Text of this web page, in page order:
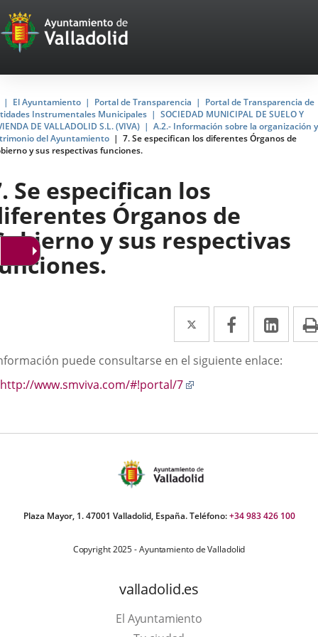
Portal
Web
del
Ayuntamiento
de
Valladolid
El Ayuntamiento Portal de Transparencia
Portal de Transparencia de
Instrumentales Municipales
SOCIEDAD MUNICIPAL DE SUELO Y
DE VALLADOLID S.L. (VIVA)
A.2.- Información sobre la organización
del Ayuntamiento
7. Se especifican los diferentes Órganos de
y sus respectivas funciones.
Se especifican los
Órganos de
y sus respectivas
Twitter
Enlace
a
una
Facebook
Enlace
a
una
a
una
puede consultarse en el siguiente enlace:
http://www.smviva.com/#!portal/7
aplicación
Plaza Mayor, 1. 47001 Valladolid, España. Teléfono:+34 983 426 100
Copyright 2025 - Ayuntamiento de Valladolid
valladolid.es
El Ayuntamiento